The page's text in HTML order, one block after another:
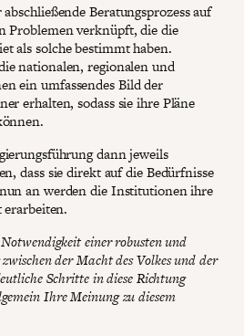
Beratungsprozess auf
Problemen verknüpft, die die
als solche bestimmt haben.
nationalen, regionalen und
ein umfassendes Bild der
erhalten, sodass sie ihre Pläne
dann jeweils
dass sie direkt auf die Bedürfnisse
an werden die Institutionen ihre
einer robusten und
der Macht des Volkes und der
Schritte in diese Richtung
Ihre Meinung zu diesem